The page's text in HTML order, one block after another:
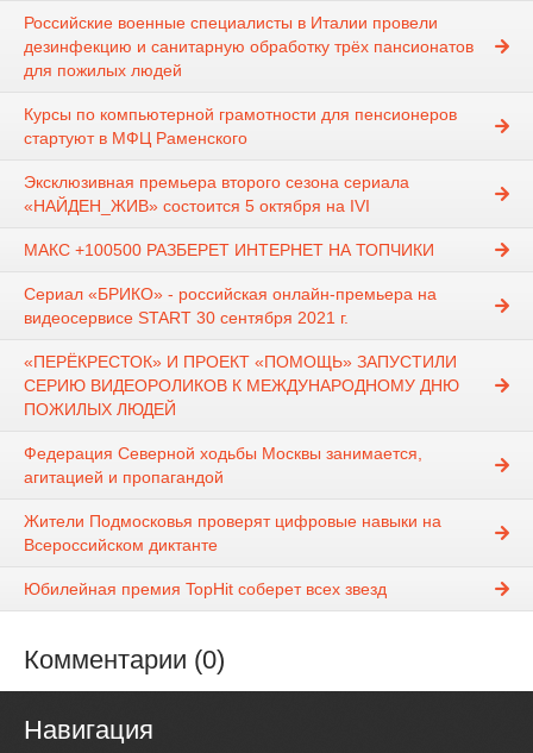
Российские военные специалисты в Италии провели
дезинфекцию и санитарную обработку трёх пансионатов
для пожилых людей
Курсы по компьютерной грамотности для пенсионеров
стартуют в МФЦ Раменского
Эксклюзивная премьера второго сезона сериала
«НАЙДЕН_ЖИВ» состоится 5 октября на IVI
МАКС +100500 РАЗБЕРЕТ ИНТЕРНЕТ НА ТОПЧИКИ
Сериал «БРИКО» - российская онлайн-премьера на
видеосервисе START 30 сентября 2021 г.
«ПЕРЁКРЕСТОК» И ПРОЕКТ «ПОМОЩЬ» ЗАПУСТИЛИ
СЕРИЮ ВИДЕОРОЛИКОВ К МЕЖДУНАРОДНОМУ ДНЮ
ПОЖИЛЫХ ЛЮДЕЙ
Федерация Северной ходьбы Москвы занимается,
агитацией и пропагандой
Жители Подмосковья проверят цифровые навыки на
Всероссийском диктанте
Юбилейная премия TopHit соберет всех звезд
Комментарии (0)
Навигация